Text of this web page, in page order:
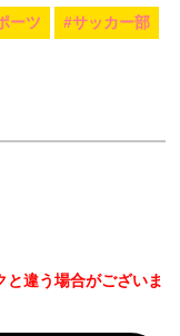
ーツ #サッカー部
違う場合がございま